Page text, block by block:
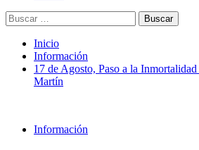
Buscar:
Inicio
Información
17 de Agosto, Paso a la
Martín
Información